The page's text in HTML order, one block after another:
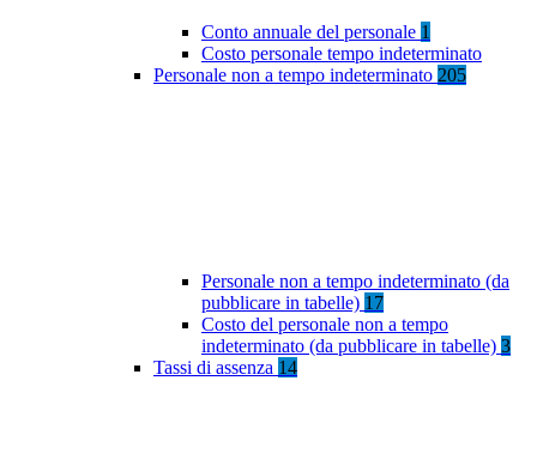
Conto annuale del personale 1
Costo personale tempo indeterminato
Personale non a tempo indeterminato 205
Personale non a tempo indeterminato (da
pubblicare in tabelle) 17
Costo del personale non a tempo
indeterminato (da pubblicare in tabelle) 3
Tassi di assenza 14